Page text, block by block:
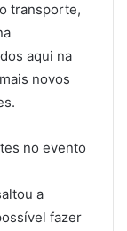
transporte,
aqui na
novos
no evento
a
fazer